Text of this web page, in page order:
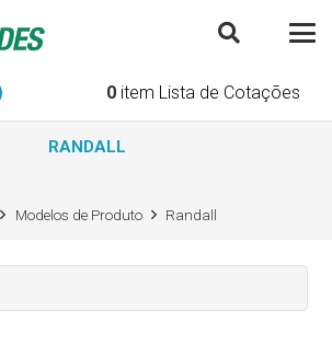
0 item Lista de Cotações
RANDALL
Modelos de Produto Randall